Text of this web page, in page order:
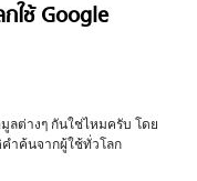
ใช้ Google
ลต่างๆ กันใช่ไหมครับ โดย
คำค้นจากผู้ใช้ทั่วโลก